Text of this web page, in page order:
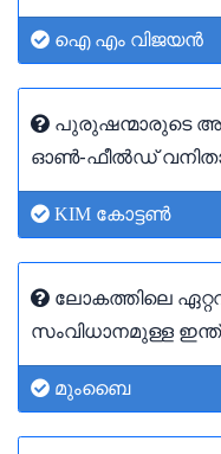
ഐ എം വിജയൻ
പുരുഷന്മാരുടെ
ഓൺ-ഫീൽഡ്
KIM കോട്ടൺ
ലോകത്തിലെ
സംവിധാനമുള്ള
മുംബൈ